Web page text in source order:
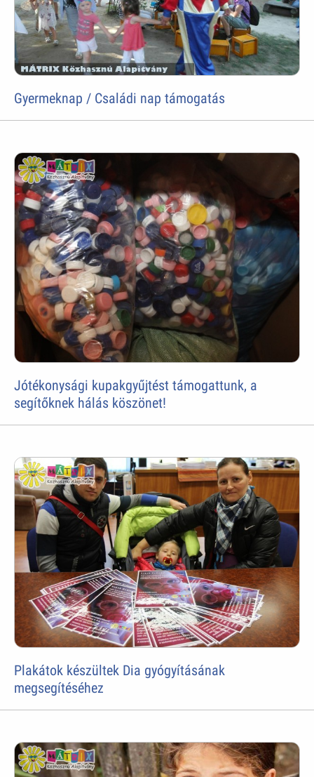
Gyermeknap / Családi nap támogatás
Jótékonysági kupakgyűjtést támogattunk, a
segítőknek hálás köszönet!
Plakátok készültek Dia gyógyításának
megsegítéséhez